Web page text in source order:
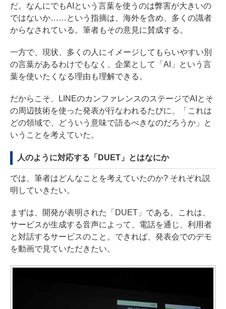
だ。なんにでもAIという言葉を使うのは弊害が大きいの
ではないか……という指摘は、海外を含め、多くの識者
からなされている。筆者もその意見に賛成する。
一方で、現状、多くの人にイメージしてもらいやすい別
の言葉があるわけでもなく、企業として「AI」という言
葉を使いたくなる理由も理解できる。
だからこそ、LINEのカンファレンスのステージでAIとそ
の周辺技術を使った発表が行なわれるたびに、「これは
どの領域で、どういう意味で語るべきなのだろうか」と
いうことを考えていた。
人のように対応する「DUET」とはなにか
では、筆者はどんなことを考えていたのか? それぞれ説
明していきたい。
まずは、開発が表明された「DUET」である。これは、
サービスが生成する音声によって、電話を通じ、利用者
と対話するサービスのこと。できれば、発表会でのデモ
を動画で見ていただきたい。